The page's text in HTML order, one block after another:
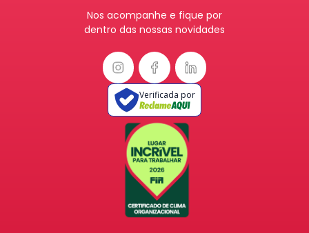
Nos acompanhe e fique por
dentro das nossas novidades
Verificada por